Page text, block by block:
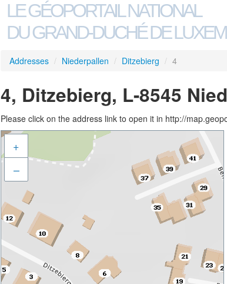
LE GÉOPORTAIL NATIONAL
DU GRAND-DUCHÉ DE
Addresses / Niederpallen / Ditzebierg / 4
4, Ditzebierg, L-8545
Please click on the address link to open it in http://
+
–